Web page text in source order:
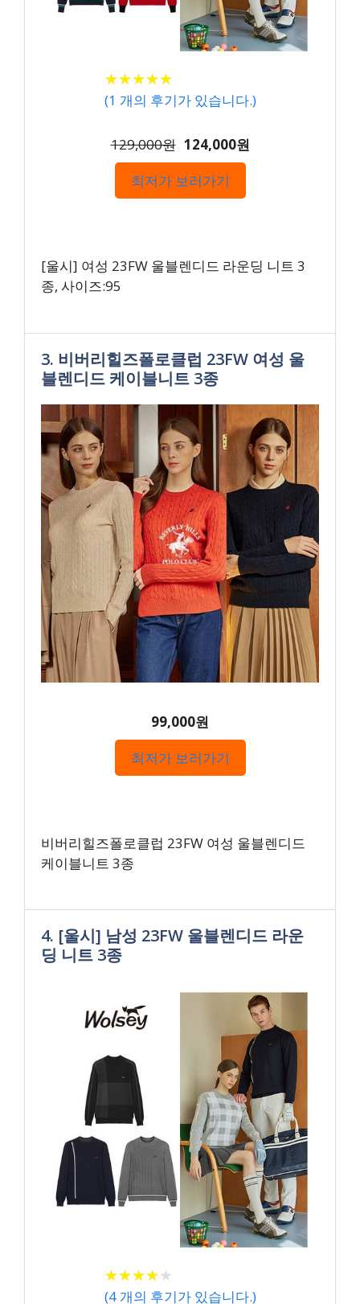
★★★★★
★★★★★
(1 개의 후기가 있습니다.)
129,000원 124,000원
최저가 보러가기
[울시] 여성 23FW 울블렌디드 라운딩 니트 3
종, 사이즈:95
3. 비버리힐즈폴로클럽 23FW 여성 울
블렌디드 케이블니트 3종
99,000원
최저가 보러가기
비버리힐즈폴로클럽 23FW 여성 울블렌디드
케이블니트 3종
4. [울시] 남성 23FW 울블렌디드 라운
딩 니트 3종
★★★★★
★★★★★
(4개의 후기가 있습니다.)